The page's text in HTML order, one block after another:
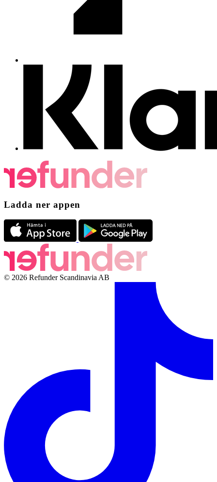
Ladda ner appen
© 2026 Refunder Scandinavia AB